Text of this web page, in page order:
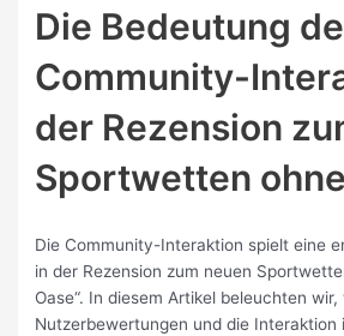
Die Bedeutung
Community-
der Rezension
Sportwetten
Die Community-Interaktion spielt eine
in der Rezension zum neuen
Oase“. In diesem Artikel beleuchten
Nutzerbewertungen und die Interaktion